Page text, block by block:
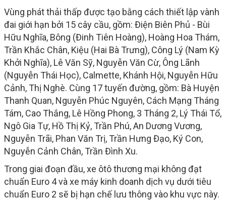
Vùng phát thải thấp được tạo bằng cách thiết lập vành
đai giới hạn bởi 15 cây cầu, gồm: Điện Biên Phủ - Bùi
Hữu Nghĩa, Bông (Đinh Tiên Hoàng), Hoàng Hoa Thám,
Trần Khắc Chân, Kiệu (Hai Bà Trưng), Công Lý (Nam Kỳ
Khởi Nghĩa), Lê Văn Sỹ, Nguyễn Văn Cừ, Ông Lãnh
(Nguyễn Thái Học), Calmette, Khánh Hội, Nguyễn Hữu
Cảnh, Thị Nghè. Cùng 17 tuyến đường, gồm: Bà Huyện
Thanh Quan, Nguyễn Phúc Nguyên, Cách Mạng Tháng
Tám, Cao Thắng, Lê Hồng Phong, 3 Tháng 2, Lý Thái Tổ,
Ngô Gia Tự, Hồ Thị Kỷ, Trần Phú, An Dương Vương,
Nguyễn Trãi, Phan Văn Trị, Trần Hưng Đạo, Ký Con,
Nguyễn Cảnh Chân, Trần Đình Xu.
Trong giai đoạn đầu, xe ôtô thương mại không đạt
chuẩn Euro 4 và xe máy kinh doanh dịch vụ dưới tiêu
chuẩn Euro 2 sẽ bị hạn chế lưu thông vào khu vực này.